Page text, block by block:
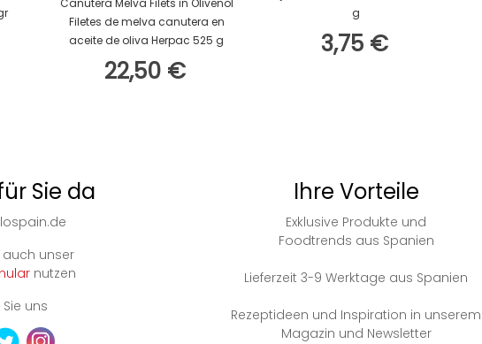
Canutera Melva Filets in Olivenöl
Filetes de melva canutera en
aceite de oliva Herpac 525 g
22,50 €
g
3,75 €
Sie da
auch unser
nutzen
uns
Ihre Vorteile
Exklusive Produkte und
Foodtrends aus Spanien
Lieferzeit 3-9 Werktage aus Spanien
Rezeptideen und Inspiration in unserem
Magazin und Newsletter